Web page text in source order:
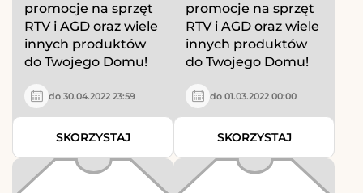
promocje na sprzęt
RTV i AGD oraz wiele
innych produktów
do Twojego Domu!
do 30.04.2022 23:59
SKORZYSTAJ
promocje na sprzęt
RTV i AGD oraz wiele
innych produktów
do Twojego Domu!
do 01.03.2022 00:00
SKORZYSTAJ